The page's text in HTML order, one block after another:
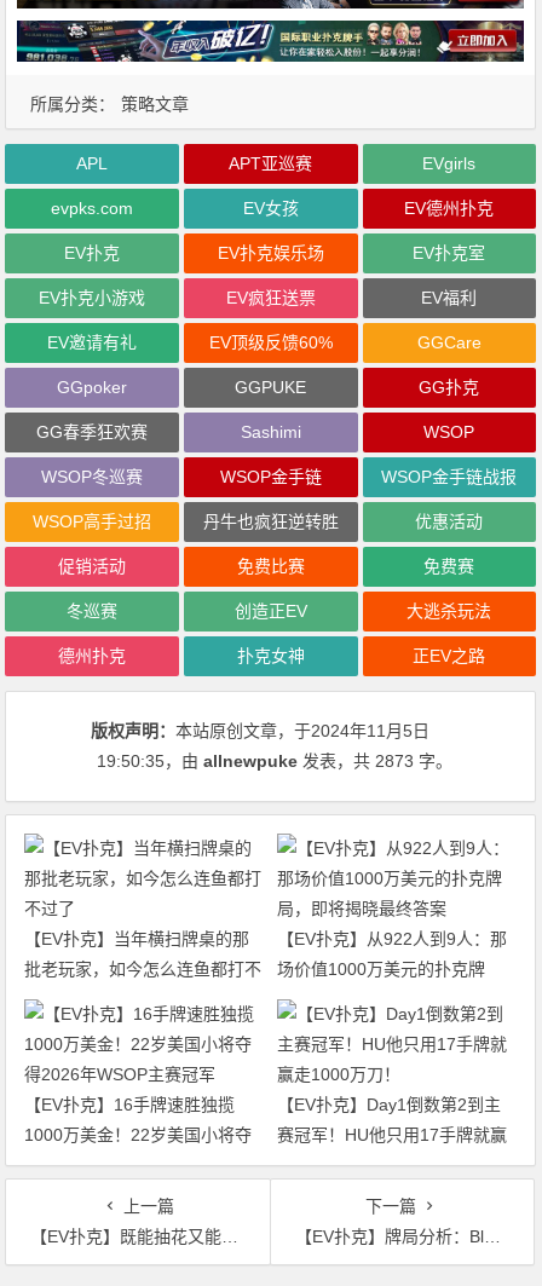
所属分类： 策略文章
APL APT亚巡赛 EVgirls
evpks.com EV女孩 EV德州扑克
EV扑克 EV扑克娱乐场 EV扑克室
EV扑克小游戏 EV疯狂送票 EV福利
EV邀请有礼 EV顶级反馈60% GGCare
GGpoker GGPUKE GG扑克
GG春季狂欢赛 Sashimi WSOP
WSOP冬巡赛 WSOP金手链 WSOP金手链战报
WSOP高手过招 丹牛也疯狂逆转胜 优惠活动
促销活动 免费比赛 免费赛
冬巡赛 创造正EV 大逃杀玩法
德州扑克 扑克女神 正EV之路
版权声明：本站原创文章，于2024年11月5日
19:50:35，由allnewpuke 发表，共 2873 字。
【EV扑克】当年横扫牌桌的那
批老玩家，如今怎么连鱼都打不
过了
【EV扑克】从922人到9人：那
场价值1000万美元的扑克牌
局，即将揭晓最终答案
【EV扑克】16手牌速胜独揽
1000万美金！22岁美国小将夺
得2026年WSOP主赛冠军
【EV扑克】Day1倒数第2到主
赛冠军！HU他只用17手牌就赢
走1000万刀！
上一篇
【EV扑克】既能抽花又能听顺的组合听牌，到底该怎么玩
下一篇
【EV扑克】牌局分析：Blocker加杠杆的力量